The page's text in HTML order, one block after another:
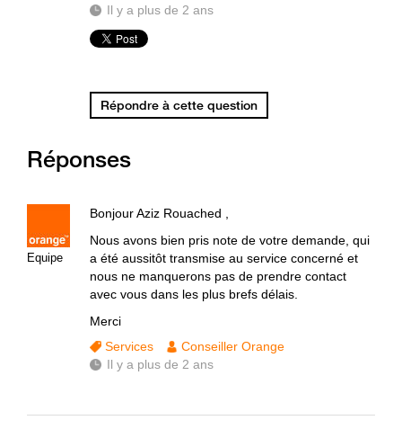
Il y a plus de 2 ans
Répondre à cette question
Réponses
Equipe
Bonjour Aziz Rouached ,
Nous avons bien pris note de votre demande, qui
a été aussitôt transmise au service concerné et
nous ne manquerons pas de prendre contact
avec vous dans les plus brefs délais.
Merci
Services
Conseiller Orange
Il y a plus de 2 ans